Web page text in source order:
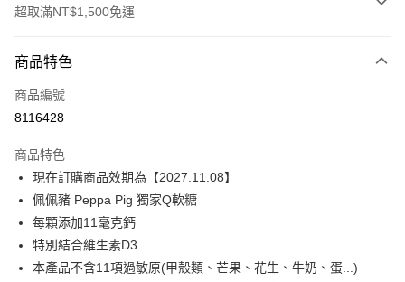
超取滿NT$1,500免運
信用卡一次付款
超商取貨付款
Apple Pay
街口支付
Google Pay
ATM付款
商品特色
商品編號
8116428
商品特色
現在訂購商品效期為【2027.11.08】
佩佩豬 Peppa Pig 獨家Q軟糖
每顆添加11毫克鈣
特別結合維生素D3
本產品不含11項過敏原(甲殼類、芒果、花生、牛奶、蛋...)